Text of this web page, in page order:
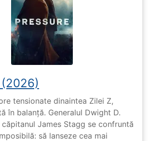
tensionate dinaintea Zilei Z,
în balanță. Generalul Dwight D.
căpitanul James Stagg se confruntă
să lanseze cea mai